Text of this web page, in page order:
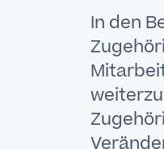
In den